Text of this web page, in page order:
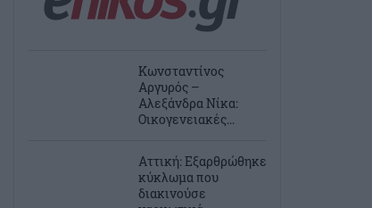
Κωνσταντίνος
Αργυρός –
Αλεξάνδρα Νίκα:
Οικογενειακές...
Αττική: Εξαρθρώθηκε
κύκλωμα που
διακινούσε